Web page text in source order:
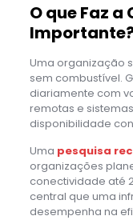
O que Faz
Uma organização
sem combustível.
diariamente com
remotas e
disponibilidade
Uma pesquisa
organizações
conectividade até
central que uma
desempenha na